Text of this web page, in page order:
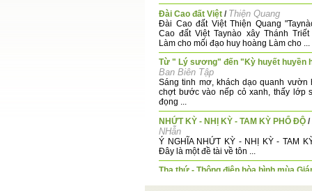
Đài Cao đất Việt / Thiện Quang
Đài Cao đất Việt Thiện Quang
Cao đất Việt Taynào xây Thánh Triết
Làm cho mối đạo huy hoàng Làm cho ...
Từ " Lý sương" đến "Kỳ huyết huyền
Ban Biên Tập
Sáng tinh mơ, khách dạo quanh vườn
chợt bước vào nếp cỏ xanh, thấy lớp
đọng ...
NHỨT KỲ - NHỊ KỲ - TAM KỲ PHỔ ĐỘ /
NHẫn
Ý NGHĨA NHỨT KỲ - NHỊ KỲ - TAM
Đây là một đề tài về tôn ...
Tha thứ - Thông điệp hòa bình mùa